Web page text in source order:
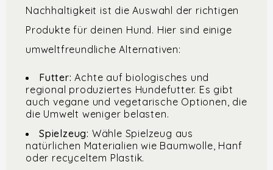
Nachhaltigkeit ist die Auswahl der richtigen
Produkte für deinen Hund. Hier sind einige
umweltfreundliche Alternativen:
Futter: Achte auf biologisches und
regional produziertes Hundefutter. Es gibt
auch vegane und vegetarische Optionen, die
die Umwelt weniger belasten.
Spielzeug: Wähle Spielzeug aus
natürlichen Materialien wie Baumwolle, Hanf
oder recyceltem Plastik.